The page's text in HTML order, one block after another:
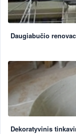
Daugiabučio
Dekoratyvinis